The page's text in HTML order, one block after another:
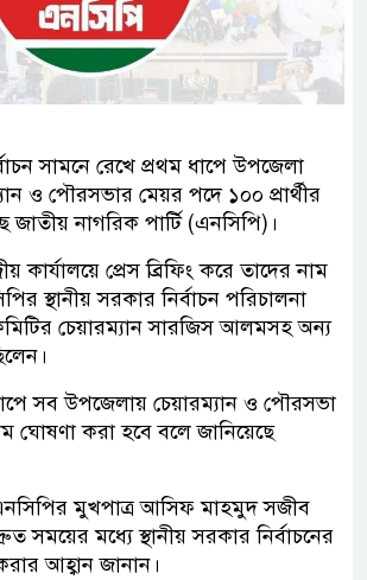
সামনে রেখে প্রথম ধাপে উপজেলা
ও পৌরসভার মেয়র পদে ১০০ প্রার্থীর
জাতীয় নাগরিক পার্টি (এনসিপি)।
কার্যালয়ে প্রেস ব্রিফিং করে তাদের নাম
স্থানীয় সরকার নির্বাচন পরিচালনা
চেয়ারম্যান সারজিস আলমসহ অন্য
সব উপজেলায় চেয়ারম্যান ও পৌরসভা
ঘোষণা করা হবে বলে জানিয়েছে
মুখপাত্র আসিফ মাহমুদ সজীব
সময়ের মধ্যে স্থানীয় সরকার নির্বাচনের
আহ্বান জানান।